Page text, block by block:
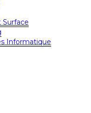
Informatique